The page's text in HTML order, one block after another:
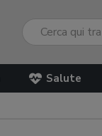
Salute